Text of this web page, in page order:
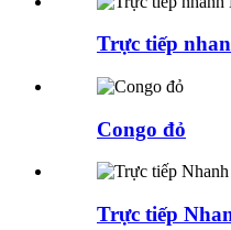
Trực tiếp
Congo đỏ
Trực tiếp